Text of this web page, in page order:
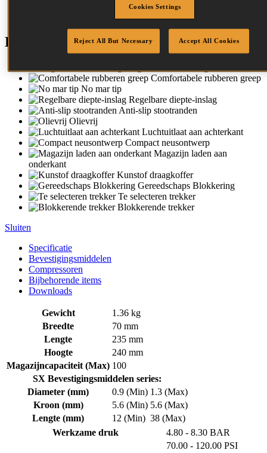
betrouwbaarheid en duurzaamheid. Toch zijn ze gemakkelijk
in het onderhoud dankzij het olievrije ontwerp.
Kenmerken
Comfortabele rubberen greep
No mar tip
Regelbare diepte-inslag
Anti-slip stootranden
Olievrij
Luchtuitlaat aan achterkant
Compact neusontwerp
Magazijn laden aan
onderkant
Kunstof draagkoffer
Gereedschaps Blokkering
Te selecteren trekker
Blokkerende trekker
Sluiten
Specificatie
Bevestigingsmiddelen
Compressoren
Bijbehorende items
Downloads
Gewicht
1.36 kg
Breedte
70 mm
Lengte
235 mm
Hoogte
240 mm
Magazijncapaciteit (Max) 100
SX Bevestigingsmiddelen series:
Diameter (mm)
0.9 (Min) 1.3 (Max)
Kroon (mm)
5.6 (Min) 5.6 (Max)
Lengte (mm)
12 (Min) 38 (Max)
Werkzame druk
4.80 - 8.30 BAR
70.00 - 120.00 PSI
Cookies Settings
Reject All But Necessary Accept All Cookies